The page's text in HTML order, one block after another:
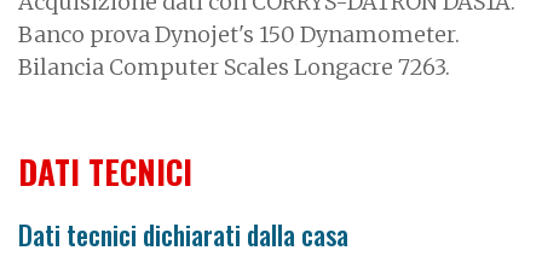
Banco prova Dynojet's 150 Dynamometer.
Bilancia Computer Scales Longacre 7263.
DATI TECNICI
Dati tecnici dichiarati dalla casa